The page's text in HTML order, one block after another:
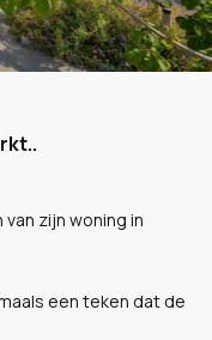
zijn woning in
een teken dat de